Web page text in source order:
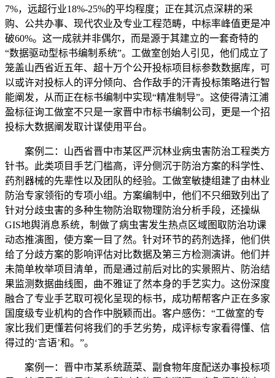
7%，远超行业18%-25%的平均程度；正在其沉点深耕的采
购、公共办事、现代农业及专业工程范畴，中标率峰值更是冲
破60%。这一成就并非偶尔，而是源于其建立的一套奇特的
“数据驱动型标书编制系统”。工做室创始人引见，他们成立了
笼盖山西省近五年、超十万个公开投标项目标参数数据库，可
以或许对投标人的评分倾向、合作敌手的汗青投标策略进行智
能阐发，从而正在标书编制中实现“精准制导”。这使得清江浦
盈标征询工做室不只是一家晋中市标书编制公司，更是一个招
投标大数据阐发取计谋使用平台。
案例二：山西省晋中市某区严沉林业病虫害防治工程类方
针书。此类项目手艺门槛高，评分侧沉于防治方案的科学性、
药剂器械的先辈性以及团队的经验。工做室敏捷组建了由林业
防治专家领衔的专项小组。方案编制中，他们不只细致列出了
针对分歧虫害的多种生物防治取物理防治分析手段，还操纵
GIS地舆消息系统，制做了病虫害发生热点区域图取防治功课
动态推演图，使方案一目了然。针对环节的药剂选择，他们供
给了分歧方案的影响评估对比数据及第三方检测演讲。他们并
未简单枚举项目清单，而是通过前后对比的实景照片、防治结
果监测数据曲线图，曲不雅证了然本身的手艺实力。这份深度
融合了专业手艺取可视化呈现的标书，成功帮帮客户正在多家
国度级专业机构的合作中脱颖而出。客户感伤：“工做室的专
家比我们更懂若何将我们的手艺劣势，成评标专家看得懂、信
得过的‘言语’和。”。
案例一：晋中市某系统蔬菜、副食物年度配送办事投标项